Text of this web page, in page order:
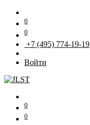
0
0
+7 (495) 774-19-19
Войти
0
0